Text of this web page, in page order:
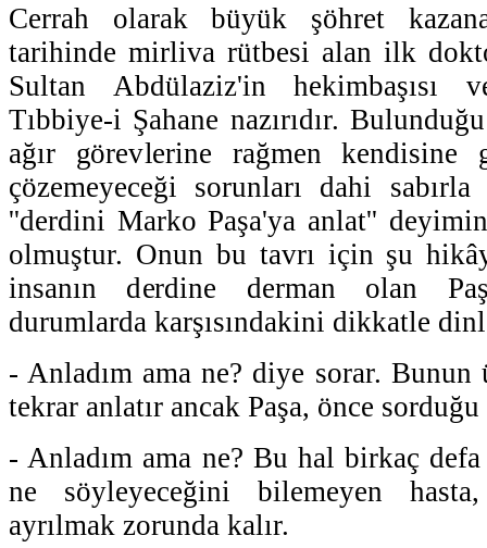
Cerrah olarak büyük şöhret
tarihinde mirliva rütbesi alan ilk
Sultan Abdülaziz'in hekimbaşısı
Tıbbiye-i Şahane nazırıdır.
ağır görevlerine rağmen kendisine
çözemeyeceği sorunları dahi
''derdini Marko Paşa'ya anlat''
olmuştur. Onun bu tavrı için şu
insanın derdine derman olan
durumlarda karşısındakini dikkatle
- Anladım ama ne? diye sorar. Bunun
tekrar anlatır ancak Paşa, önce
- Anladım ama ne? Bu hal birkaç
ne söyleyeceğini bilemeyen hasta,
ayrılmak zorunda kalır.